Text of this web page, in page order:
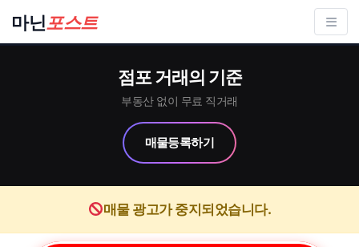
마닌포스트
점포 거래의 기준
부동산 없이 무료 직거래
매물등록하기
매물 광고가 중지되었습니다.